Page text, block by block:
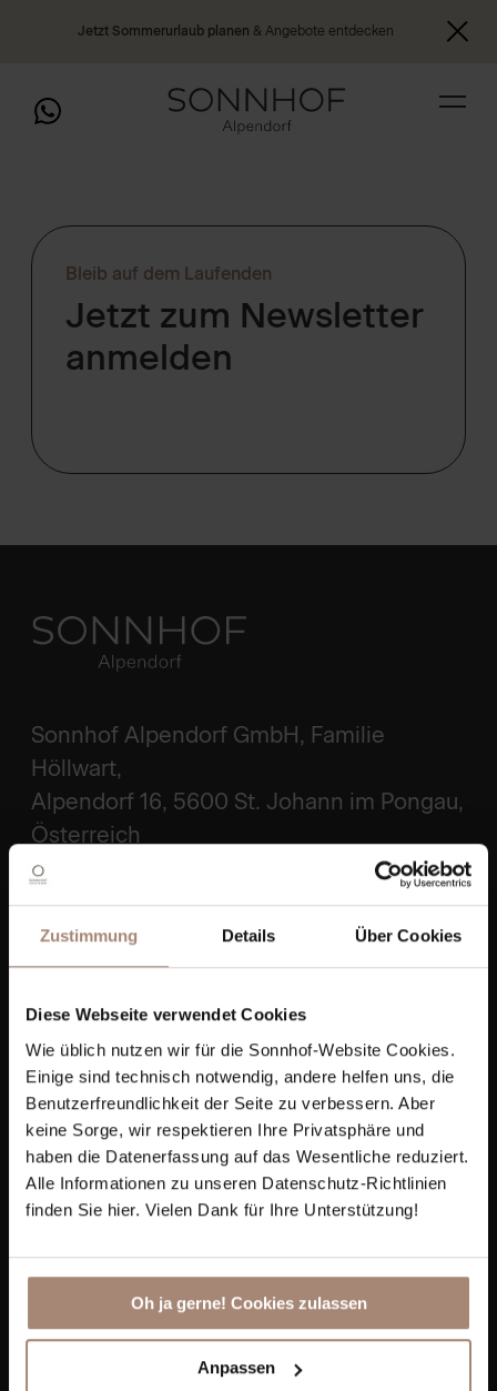
Zustimmung Details Über Cookies
Diese Webseite verwendet Cookies
Wie üblich nutzen wir für die Sonnhof-Website Cookies.
Einige sind technisch notwendig, andere helfen uns, die
Benutzerfreundlichkeit der Seite zu verbessern. Aber
keine Sorge, wir respektieren Ihre Privatsphäre und
haben die Datenerfassung auf das Wesentliche reduziert.
Alle Informationen zu unseren Datenschutz-Richtlinien
finden Sie hier. Vielen Dank für Ihre Unterstützung!
Oh ja gerne! Cookies zulassen
Anpassen
Jetzt Sommerurlaub planen & Angebote entdecken
Bleib auf dem Laufenden
Jetzt zum Newsletter
anmelden
Sonnhof Alpendorf GmbH, Familie
Höllwart,
Alpendorf 16, 5600 St. Johann im Pongau,
Österreich
ROUTE PLANEN
+43 6412 7271
info@sonnhof-alpendorf.at
Day Spa